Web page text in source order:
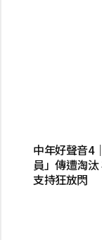
中年好聲音4
員」傳遭淘
支持狂放閃